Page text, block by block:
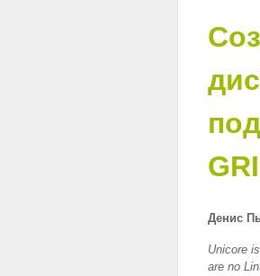
Денис
Unicore
are no